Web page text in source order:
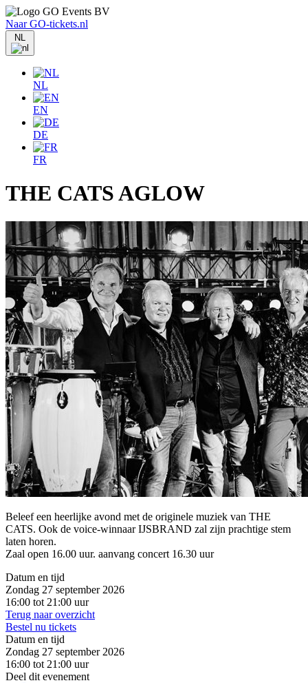
Naar GO-tickets.nl
NL
NL
EN
DE
FR
THE CATS AGLOW
Beleef een heerlijke avond met de originele muziek van THE
CATS. Ook de voice-winnaar IJSBRAND zal zijn prachtige stem
laten horen.
Zaal open 16.00 uur. aanvang concert 16.30 uur
Datum en tijd
Zondag 27 september 2026
16:00 tot 21:00 uur
Terug naar overzicht
Bestel nu tickets
Datum en tijd
Zondag 27 september 2026
16:00 tot 21:00 uur
Deel dit evenement